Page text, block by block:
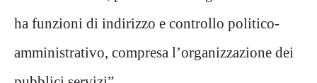
ha funzioni di indirizzo e controllo politico-
amministrativo, compresa l’organizzazione dei